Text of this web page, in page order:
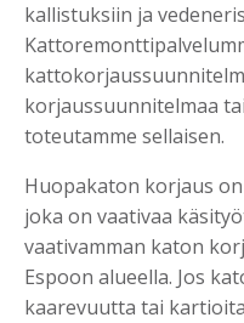
kallistuksiin ja
korjaussuunnitelmaa
toteutamme sellaisen.
Huopakaton korjaus
joka on vaativaa
vaativamman katon
Espoon alueella. Jos
kaarevuutta tai